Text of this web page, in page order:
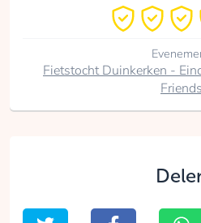
Fietstocht Duinkerken -
Friends